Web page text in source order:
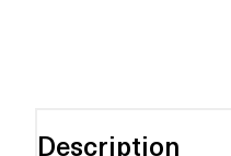
Description